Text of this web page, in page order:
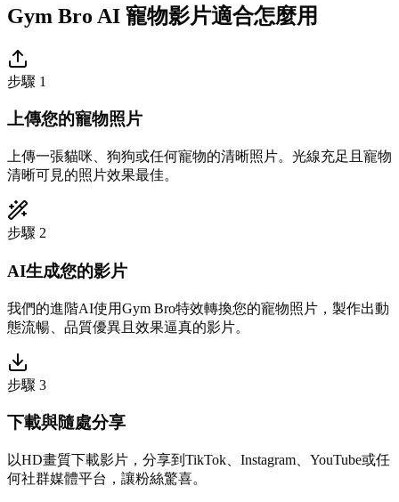
Gym Bro AI 寵物影片適合怎麼用
步驟 1
上傳您的寵物照片
上傳一張貓咪、狗狗或任何寵物的清晰照片。光線充足且寵物
清晰可見的照片效果最佳。
步驟 2
AI生成您的影片
我們的進階AI使用Gym Bro特效轉換您的寵物照片，製作出動
態流暢、品質優異且效果逼真的影片。
步驟 3
下載與隨處分享
以HD畫質下載影片，分享到TikTok、Instagram、YouTube或任
何社群媒體平台，讓粉絲驚喜。